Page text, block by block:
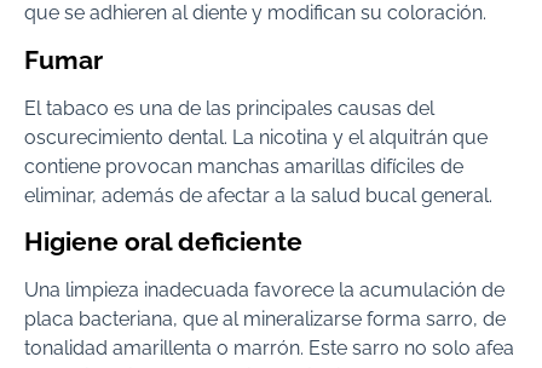
que se adhieren al diente y modifican su coloración.
Fumar
El tabaco es una de las principales causas del
oscurecimiento dental. La nicotina y el alquitrán que
contiene provocan manchas amarillas difíciles de
eliminar, además de afectar a la salud bucal general.
Higiene oral deficiente
Una limpieza inadecuada favorece la acumulación de
placa bacteriana, que al mineralizarse forma sarro, de
tonalidad amarillenta o marrón. Este sarro no solo afea